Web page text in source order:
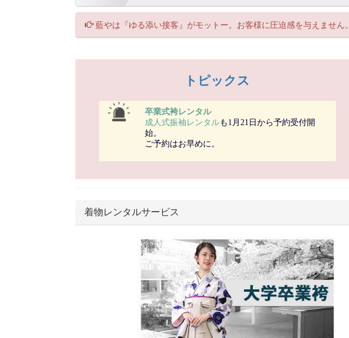
藍やは『ゆる添い接客』がモットー。お客様に圧迫感を与えません。
トピックス
卒業式袴レンタル
成人式振袖レンタルも1月21日から予約受付開
始。
ご予約はお早めに。
着物レンタルサービス